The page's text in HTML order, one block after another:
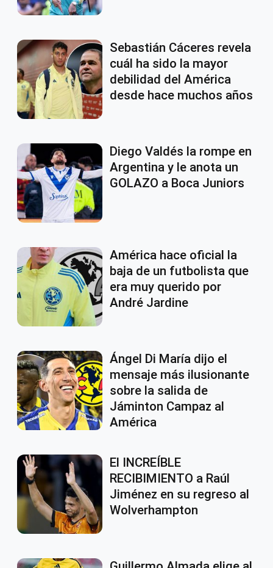
Sebastián Cáceres revela
cuál ha sido la mayor
debilidad del América
desde hace muchos años
Diego Valdés la rompe en
Argentina y le anota un
GOLAZO a Boca Juniors
América hace oficial la
baja de un futbolista que
era muy querido por
André Jardine
Ángel Di María dijo el
mensaje más ilusionante
sobre la salida de
Jáminton Campaz al
América
El INCREÍBLE
RECIBIMIENTO a Raúl
Jiménez en su regreso al
Wolverhampton